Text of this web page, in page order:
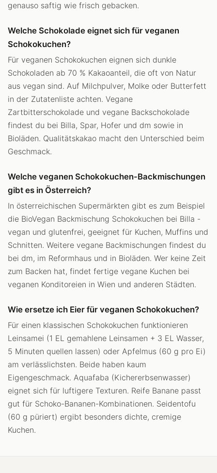
genauso saftig wie frisch gebacken.
Welche Schokolade eignet sich für veganen
Schokokuchen?
Für veganen Schokokuchen eignen sich dunkle
Schokoladen ab 70 % Kakaoanteil, die oft von Natur
aus vegan sind. Auf Milchpulver, Molke oder Butterfett
in der Zutatenliste achten. Vegane
Zartbitterschokolade und vegane Backschokolade
findest du bei Billa, Spar, Hofer und dm sowie in
Bioläden. Qualitätskakao macht den Unterschied beim
Geschmack.
Welche veganen Schokokuchen-Backmischungen
gibt es in Österreich?
In österreichischen Supermärkten gibt es zum Beispiel
die BioVegan Backmischung Schokokuchen bei Billa -
vegan und glutenfrei, geeignet für Kuchen, Muffins und
Schnitten. Weitere vegane Backmischungen findest du
bei dm, im Reformhaus und in Bioläden. Wer keine Zeit
zum Backen hat, findet fertige vegane Kuchen bei
veganen Konditoreien in Wien und anderen Städten.
Wie ersetze ich Eier für veganen Schokokuchen?
Für einen klassischen Schokokuchen funktionieren
Leinsamei (1 EL gemahlene Leinsamen + 3 EL Wasser,
5 Minuten quellen lassen) oder Apfelmus (60 g pro Ei)
am verlässlichsten. Beide haben kaum
Eigengeschmack. Aquafaba (Kichererbsenwasser)
eignet sich für luftigere Texturen. Reife Banane passt
gut für Schoko-Bananen-Kombinationen. Seidentofu
(60 g püriert) ergibt besonders dichte, cremige
Kuchen.